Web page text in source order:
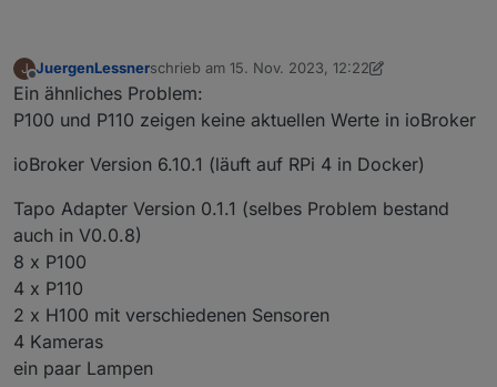
J
Offline
JuergenLessnerschrieb am 15. Nov. 2023, 12:22
zuletzt editiert von JuergenLessner
Ein ähnliches Problem:
P100 und P110 zeigen keine aktuellen Werte in ioBroker
ioBroker Version 6.10.1 (läuft auf RPi 4 in Docker)
Tapo Adapter Version 0.1.1 (selbes Problem bestand
auch in V0.0.8)
8 x P100
4 x P110
2 x H100 mit verschiedenen Sensoren
4 Kameras
ein paar Lampen